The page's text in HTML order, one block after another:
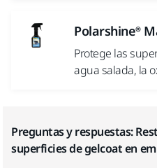
Polarshine®
Protege las
agua salada, la
Preguntas y respuestas:
superficies de gelcoat en